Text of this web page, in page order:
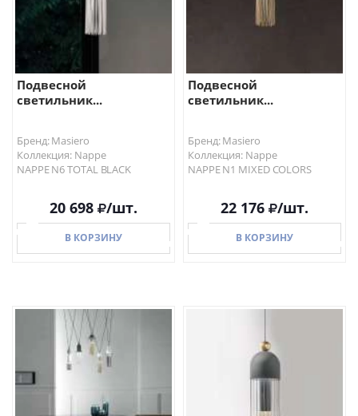
Подвесной
светильник...
Бренд: Masiero
Коллекция: Nappe
NAPPE N6 TOTAL BLACK
20 698 /шт.
В КОРЗИНУ
В КОРЗИНУ
Подвесной
светильник...
Бренд: Masiero
Коллекция: Nappe
NAPPE N1 MIXED COLORS
22 176 /шт.
В КОРЗИНУ